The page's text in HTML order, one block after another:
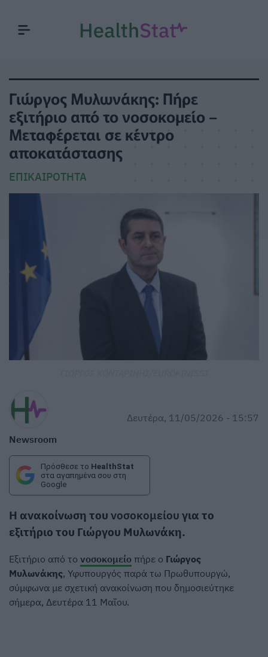
Γιώργος Μυλωνάκης: Πήρε
εξιτήριο από το νοσοκομείο –
Μεταφέρεται σε κέντρο
αποκατάστασης
ΕΠΙΚΑΙΡΌΤΗΤΑ
Newsroom
Δευτέρα, 11/05/2026 - 15:57
Πρόσθεσε το HealthStat
στα αγαπημένα σου στη
Google
Η ανακοίνωση του νοσοκομείου για το
εξιτήριο του Γιώργου Μυλωνάκη.
Εξιτήριο από το νοσοκομείο πήρε ο Γιώργος
Μυλωνάκης, Υφυπουργός παρά τω Πρωθυπουργώ,
σύμφωνα με σχετική ανακοίνωση που δημοσιεύτηκε
σήμερα, Δευτέρα 11 Μαΐου.